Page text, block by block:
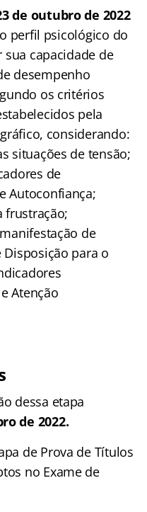
de outubro de 2022
perfil psicológico do
capacidade de
desempenho
os critérios
pela
considerando:
situações de tensão;
de
Autoconfiança;
frustração;
de
Disposição para o
Atenção
dessa etapa
de 2022.
de Prova de Títulos
no Exame de